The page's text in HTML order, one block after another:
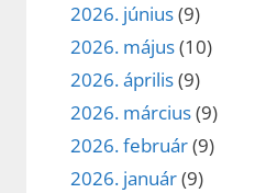
2026. június(9)
2026. május(10)
2026. április(9)
2026. március(9)
2026. február(9)
2026. január(9)